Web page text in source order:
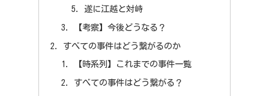
遂に江越と対峙
【考察】今後どうなる？
すべての事件はどう繋がるのか
【時系列】これまでの事件一覧
すべての事件はどう繋がる？